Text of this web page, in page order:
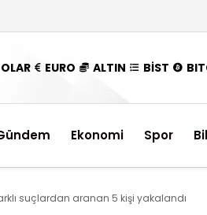
EURO ALTIN BİST
Ekonomi Spor
suçlardan aranan 5 kişi yakalandı